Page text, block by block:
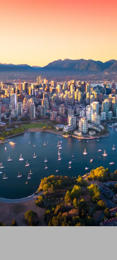
Cookies ein verbessertes
Über „anpassen” können Sie